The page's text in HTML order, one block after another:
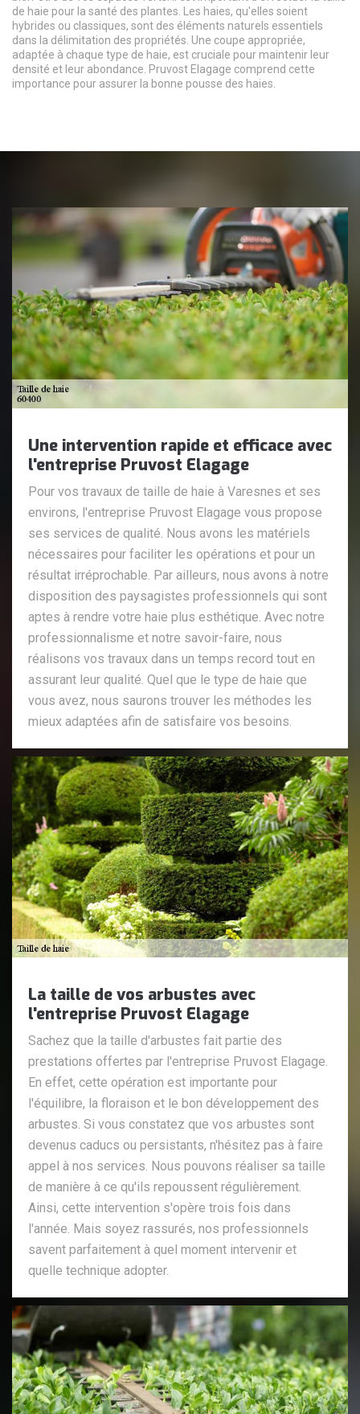
de haie pour la santé des plantes. Les haies, qu'elles soient
hybrides ou classiques, sont des éléments naturels essentiels
dans la délimitation des propriétés. Une coupe appropriée,
adaptée à chaque type de haie, est cruciale pour maintenir leur
densité et leur abondance. Pruvost Elagage comprend cette
importance pour assurer la bonne pousse des haies.
Une intervention rapide et efficace avec
l'entreprise Pruvost Elagage
Pour vos travaux de taille de haie à Varesnes et ses
environs, l'entreprise Pruvost Elagage vous propose
ses services de qualité. Nous avons les matériels
nécessaires pour faciliter les opérations et pour un
résultat irréprochable. Par ailleurs, nous avons à notre
disposition des paysagistes professionnels qui sont
aptes à rendre votre haie plus esthétique. Avec notre
professionnalisme et notre savoir-faire, nous
réalisons vos travaux dans un temps record tout en
assurant leur qualité. Quel que le type de haie que
vous avez, nous saurons trouver les méthodes les
mieux adaptées afin de satisfaire vos besoins.
La taille de vos arbustes avec
l'entreprise Pruvost Elagage
Sachez que la taille d'arbustes fait partie des
prestations offertes par l'entreprise Pruvost Elagage.
En effet, cette opération est importante pour
l'équilibre, la floraison et le bon développement des
arbustes. Si vous constatez que vos arbustes sont
devenus caducs ou persistants, n'hésitez pas à faire
appel à nos services. Nous pouvons réaliser sa taille
de manière à ce qu'ils repoussent régulièrement.
Ainsi, cette intervention s'opère trois fois dans
l'année. Mais soyez rassurés, nos professionnels
savent parfaitement à quel moment intervenir et
quelle technique adopter.